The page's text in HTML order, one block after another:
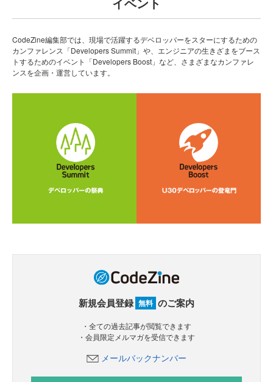
CodeZine編集部では、現場で活躍するデベロッパーをスターにするための
カンファレンス「Developers Summit」や、エンジニアの生きざまをブース
トするためのイベント「Developers Boost」など、さまざまなカンファレ
ンスを企画・運営しています。
新規会員登録 無料 のご案内
・全ての過去記事が閲覧できます
・会員限定メルマガを受信できます
メールバックナンバー